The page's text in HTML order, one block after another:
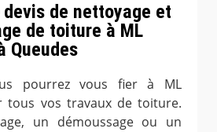
devis de nettoyage et
de toiture à ML
Queudes
pourrez vous fier à ML
tous vos travaux de toiture.
un démoussage ou un